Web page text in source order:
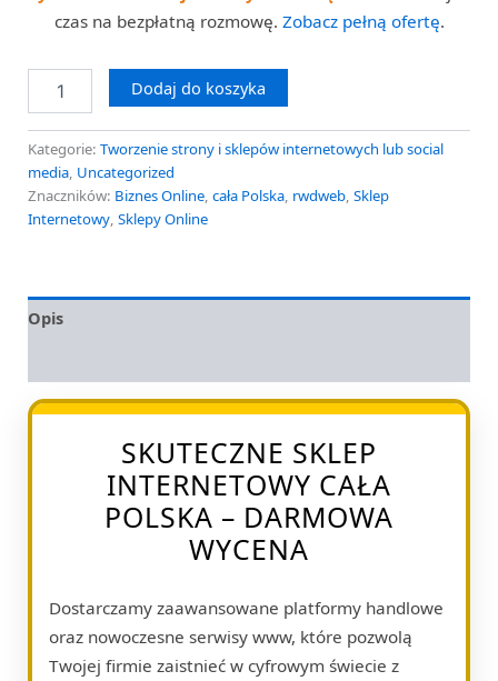
czas na bezpłatną rozmowę. Zobacz pełną ofertę.
Dodaj do koszyka
Kategorie: Tworzenie strony i sklepów internetowych lub social
media, Uncategorized
Znaczników: Biznes Online, cała Polska, rwdweb, Sklep
Internetowy, Sklepy Online
Opis
SKUTECZNE SKLEP
INTERNETOWY CAŁA
POLSKA – DARMOWA
WYCENA
Dostarczamy zaawansowane platformy handlowe
oraz nowoczesne serwisy www, które pozwolą
Twojej firmie zaistnieć w cyfrowym świecie z